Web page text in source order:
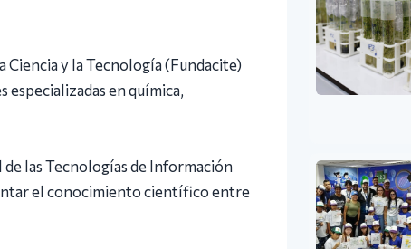
Ciencia y la Tecnología (Fundacite)
en química,
las Tecnologías de Información
el conocimiento científico entre